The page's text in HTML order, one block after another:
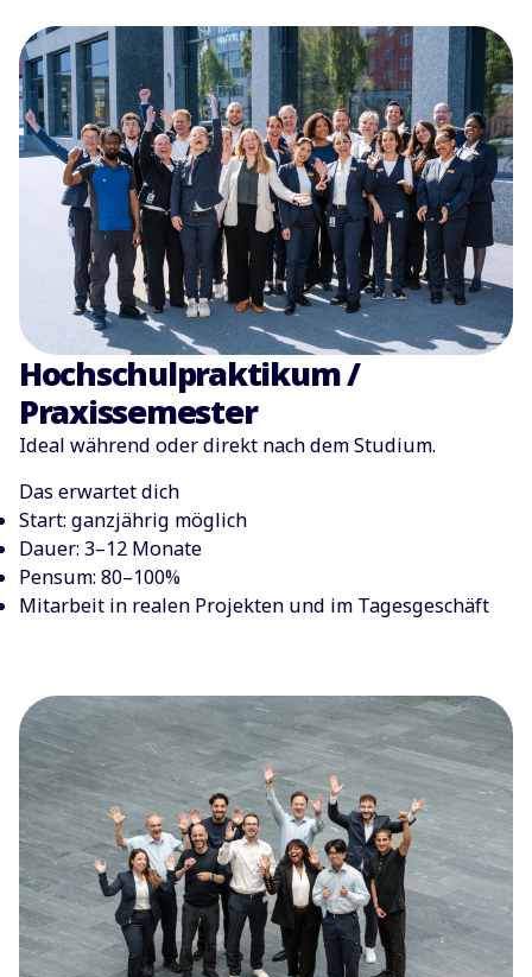
Hochschulpraktikum /
Praxissemester
Ideal während oder direkt nach dem Studium.
Das erwartet dich
Start: ganzjährig möglich
Dauer: 3–12 Monate
Pensum: 80–100%
Mitarbeit in realen Projekten und im Tagesgeschäft